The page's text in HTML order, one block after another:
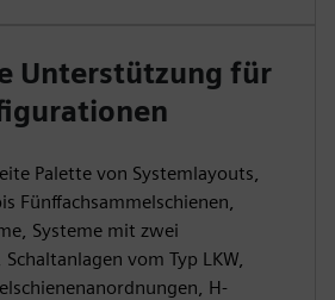
Unterstützung für
Palette von Systemlayouts,
Fünffachsammelschienen,
Systeme mit zwei
vom Typ LKW,
H-